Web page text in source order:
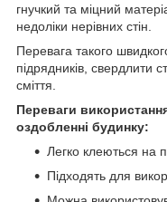
гнучкий та міцний
недоліки нерівних стін.
Перевага такого
підрядників, свердлити
сміття.
Переваги
оздобленні будинку:
Легко клеються на
Підходять для